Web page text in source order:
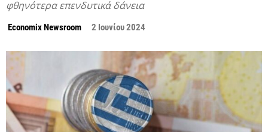
φθηνότερα επενδυτικά δάνεια
Economix Newsroom 2 Ιουνίου 2024